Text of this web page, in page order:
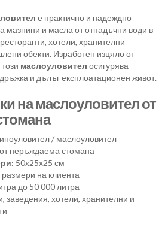
е практично и надеждно
мазнини и масла от отпадъчни води в
хотели, хранителни
обекти. Изработен изцяло от
този маслоуловител осигурява
и дълъг експлоатационен живот.
на маслоуловител от
/ маслоуловител
неръждаема стомана
50х25х25 см
размери на клиента
до 50 000 литра
заведения, хотели, хранителни и